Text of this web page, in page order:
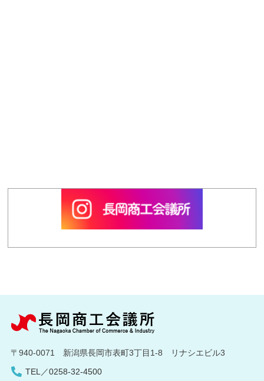
〒940-0071 新潟県長岡市表町3丁目1-8 リナシエビル3
TEL／0258-32-4500